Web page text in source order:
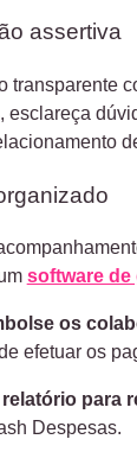
assertiva
transparente
esclareça
software de
os
efetuar os
para
Despesas.